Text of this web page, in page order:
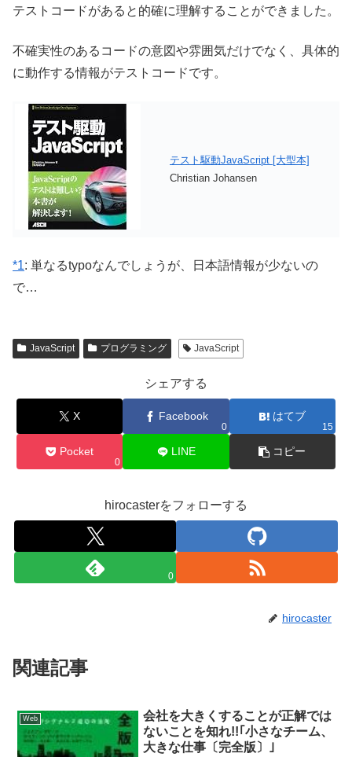
テストコードがあると的確に理解することができました。
不確実性のあるコードの意図や雰囲気だけでなく、具体的
に動作する情報がテストコードです。
テスト駆動JavaScript [大型本]
Christian Johansen
*1: 単なるtypoなんでしょうが、日本語情報が少ないの
で…
JavaScript プログラミング JavaScript
シェアする
X Facebook
0
はてブ
15
Pocket
0
LINE コピー
hirocasterをフォローする
0
hirocaster
関連記事
Web
会社を大きくすることが正解では
ないことを知れ!!｢小さなチーム、
大きな仕事〔完全版〕｣